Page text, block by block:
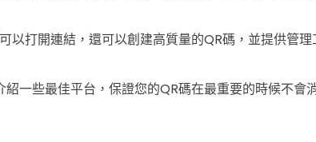
以打開連結，還可以創建高質量的QR碼，並提供管
一些最佳平台，保證您的QR碼在最重要的時候不會